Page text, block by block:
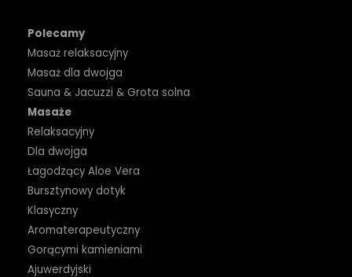
Polecamy
Masaż relaksacyjny
Masaż dla dwojga
Sauna & Jacuzzi & Grota solna
Masaże
Relaksacyjny
Dla dwojga
Łagodzący Aloe Vera
Bursztynowy dotyk
Klasyczny
Aromaterapeutyczny
Gorącymi kamieniami
Ajuwerdyjski